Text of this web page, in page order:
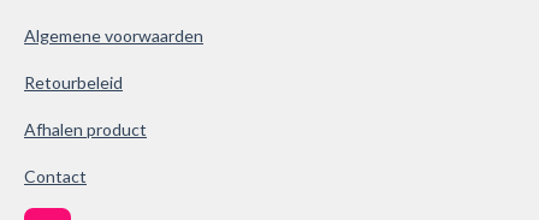
3
8
1
0
Algemene voorwaarden
Retourbeleid
Afhalen product
Contact